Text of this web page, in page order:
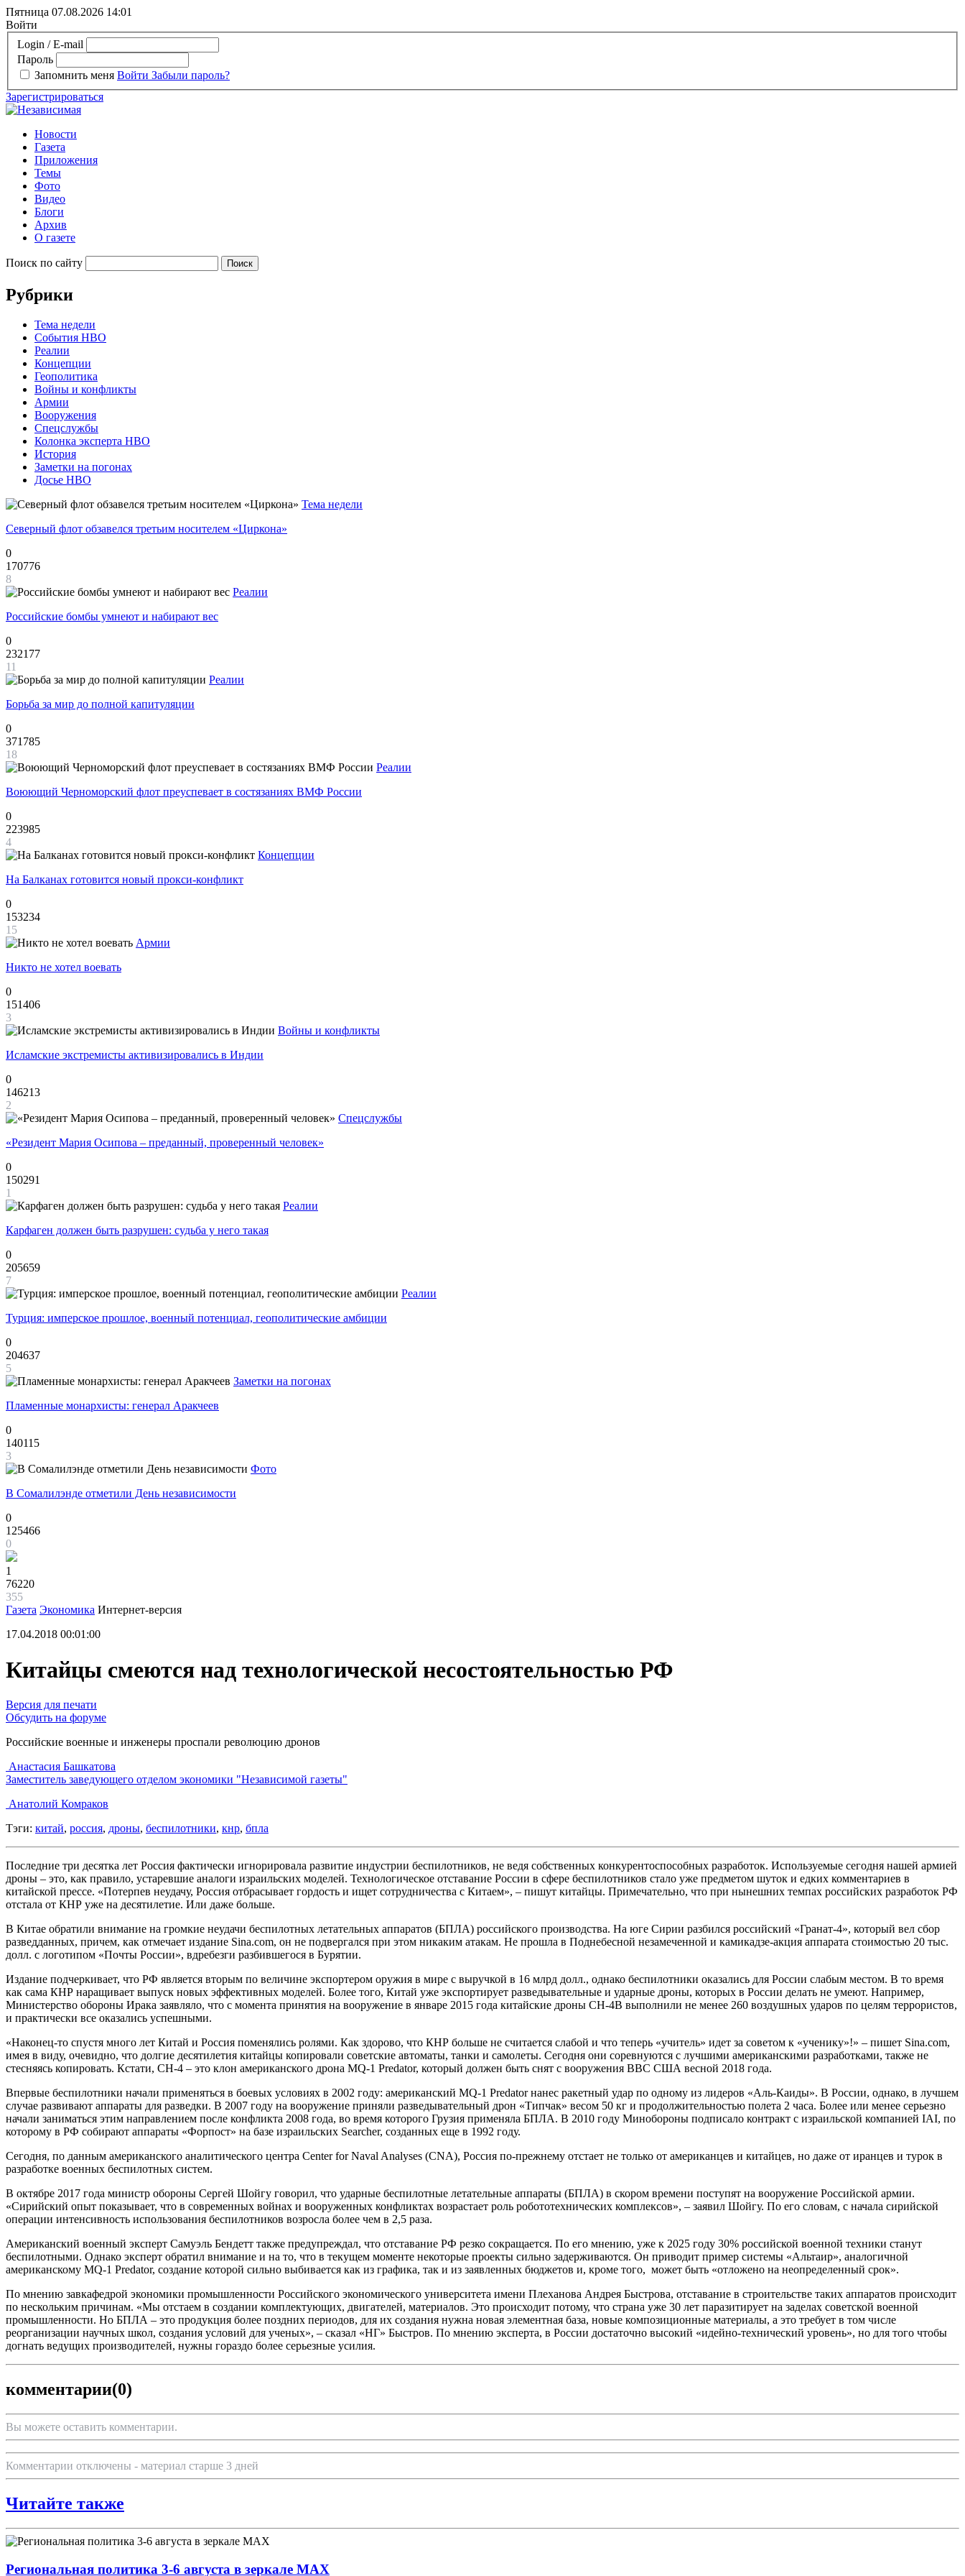
Пятница 07.08.2026 14:01
Войти
Login / E-mail
Пароль
Запомнить меня Войти Забыли пароль?
Зарегистрироваться
Новости
Газета
Приложения
Темы
Фото
Видео
Блоги
Архив
О газете
Поиск по сайту
Рубрики
Тема недели
События НВО
Реалии
Концепции
Геополитика
Войны и конфликты
Армии
Вооружения
Спецслужбы
Колонка эксперта НВО
История
Заметки на погонах
Досье НВО
Тема недели
Северный флот обзавелся третьим носителем «Циркона»
0
170776
8
Реалии
Российские бомбы умнеют и набирают вес
0
232177
11
Реалии
Борьба за мир до полной капитуляции
0
371785
18
Реалии
Воюющий Черноморский флот преуспевает в состязаниях ВМФ России
0
223985
4
Концепции
На Балканах готовится новый прокси-конфликт
0
153234
15
Армии
Никто не хотел воевать
0
151406
3
Войны и конфликты
Исламские экстремисты активизировались в Индии
0
146213
2
Спецслужбы
«Резидент Мария Осипова – преданный, проверенный человек»
0
150291
1
Реалии
Карфаген должен быть разрушен: судьба у него такая
0
205659
7
Реалии
Турция: имперское прошлое, военный потенциал, геополитические амбиции
0
204637
5
Заметки на погонах
Пламенные монархисты: генерал Аракчеев
0
140115
3
Фото
В Сомалилэнде отметили День независимости
0
125466
0
1
76220
355
Газета Экономика Интернет-версия
17.04.2018 00:01:00
Китайцы смеются над технологической несостоятельностью РФ
Версия для печати
Обсудить на форуме
Российские военные и инженеры проспали революцию дронов
Анастасия Башкатова
Заместитель заведующего отделом экономики "Независимой газеты"
Анатолий Комраков
Тэги: китай, россия, дроны, беспилотники, кнр, бпла
Последние три десятка лет Россия фактически игнорировала развитие индустрии беспилотников, не ведя собственных конкурентоспособных разработок. Используемые сегодня нашей армией
дроны – это, как правило, устаревшие аналоги израильских моделей. Технологическое отставание России в сфере беспилотников стало уже предметом шуток и едких комментариев в
китайской прессе. «Потерпев неудачу, Россия отбрасывает гордость и ищет сотрудничества с Китаем», – пишут китайцы. Примечательно, что при нынешних темпах российских разработок РФ
отстала от КНР уже на десятилетие. Или даже больше.
В Китае обратили внимание на громкие неудачи беспилотных летательных аппаратов (БПЛА) российского производства. На юге Сирии разбился российский «Гранат-4», который вел сбор
разведданных, причем, как отмечает издание Sina.com, он не подвергался при этом никаким атакам. Не прошла в Поднебесной незамеченной и камикадзе-акция аппарата стоимостью 20 тыс.
долл. с логотипом «Почты России», вдребезги разбившегося в Бурятии.
Издание подчеркивает, что РФ является вторым по величине экспортером оружия в мире с выручкой в 16 млрд долл., однако беспилотники оказались для России слабым местом. В то время
как сама КНР наращивает выпуск новых эффективных моделей. Более того, Китай уже экспортирует разведывательные и ударные дроны, которых в России делать не умеют. Например,
Министерство обороны Ирака заявляло, что с момента принятия на вооружение в январе 2015 года китайские дроны CH-4B выполнили не менее 260 воздушных ударов по целям террористов,
и практически все оказались успешными.
«Наконец-то спустя много лет Китай и Россия поменялись ролями. Как здорово, что КНР больше не считается слабой и что теперь «учитель» идет за советом к «ученику»!» – пишет Sina.com,
имея в виду, очевидно, что долгие десятилетия китайцы копировали советские автоматы, танки и самолеты. Сегодня они соревнуются с лучшими американскими разработками, также не
стесняясь копировать. Кстати, CH-4 – это клон американского дрона MQ-1 Predator, который должен быть снят с вооружения ВВС США весной 2018 года.
Впервые беспилотники начали применяться в боевых условиях в 2002 году: американский MQ-1 Predator нанес ракетный удар по одному из лидеров «Аль-Каиды». В России, однако, в лучшем
случае развивают аппараты для разведки. В 2007 году на вооружение приняли разведывательный дрон «Типчак» весом 50 кг и продолжительностью полета 2 часа. Более или менее серьезно
начали заниматься этим направлением после конфликта 2008 года, во время которого Грузия применяла БПЛА. В 2010 году Минобороны подписало контракт с израильской компанией IAI, по
которому в РФ собирают аппараты «Форпост» на базе израильских Searcher, созданных еще в 1992 году.
Сегодня, по данным американского аналитического центра Center for Naval Analyses (CNA), Россия по-прежнему отстает не только от американцев и китайцев, но даже от иранцев и турок в
разработке военных беспилотных систем.
В октябре 2017 года министр обороны Сергей Шойгу говорил, что ударные беспилотные летательные аппараты (БПЛА) в скором времени поступят на вооружение Российской армии.
«Сирийский опыт показывает, что в современных войнах и вооруженных конфликтах возрастает роль робототехнических комплексов», – заявил Шойгу. По его словам, с начала сирийской
операции интенсивность использования беспилотников возросла более чем в 2,5 раза.
Американский военный эксперт Самуэль Бендетт также предупреждал, что отставание РФ резко сокращается. По его мнению, уже к 2025 году 30% российской военной техники станут
беспилотными. Однако эксперт обратил внимание и на то, что в текущем моменте некоторые проекты сильно задерживаются. Он приводит пример системы «Альтаир», аналогичной
американскому MQ-1 Predator, создание которой сильно выбивается как из графика, так и из заявленных бюджетов и, кроме того, может быть «отложено на неопределенный срок».
По мнению завкафедрой экономики промышленности Российского экономического университета имени Плеханова Андрея Быстрова, отставание в строительстве таких аппаратов происходит
по нескольким причинам. «Мы отстаем в создании комплектующих, двигателей, материалов. Это происходит потому, что страна уже 30 лет паразитирует на заделах советской военной
промышленности. Но БПЛА – это продукция более поздних периодов, для их создания нужна новая элементная база, новые композиционные материалы, а это требует в том числе
реорганизации научных школ, создания условий для ученых», – сказал «НГ» Быстров. По мнению эксперта, в России достаточно высокий «идейно-технический уровень», но для того чтобы
догнать ведущих производителей, нужны гораздо более серьезные усилия.
комментарии(0)
Вы можете оставить комментарии.
Комментарии отключены - материал старше 3 дней
Читайте также
Региональная политика 3-6 августа в зеркале MAX